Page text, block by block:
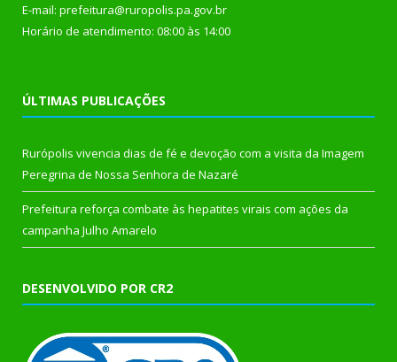
E-mail: prefeitura@ruropolis.pa.gov.br
Horário de atendimento: 08:00 às 14:00
ÚLTIMAS PUBLICAÇÕES
Rurópolis vivencia dias de fé e devoção com a visita da Imagem
Peregrina de Nossa Senhora de Nazaré
Prefeitura reforça combate às hepatites virais com ações da
campanha Julho Amarelo
DESENVOLVIDO POR CR2